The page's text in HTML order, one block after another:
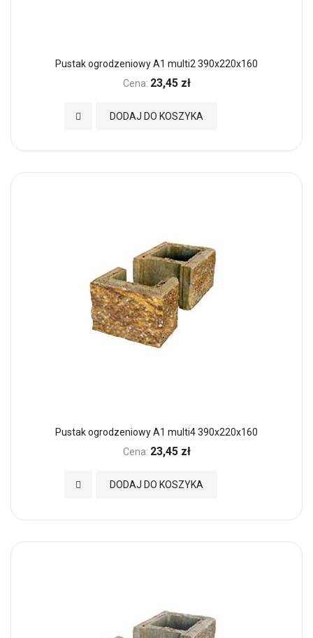
Pustak ogrodzeniowy A1 multi2 390x220x160
Cena: 23,45 zł
DODAJ DO KOSZYKA
Dodaj do Ulubionych
Pustak ogrodzeniowy A1 multi4 390x220x160
Cena: 23,45 zł
DODAJ DO KOSZYKA
Dodaj do Ulubionych